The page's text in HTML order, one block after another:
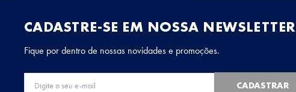
CADASTRE-SE EM NOSSA NEWSLETTER
Fique por dentro de nossas novidades e promoções.
CADASTRAR